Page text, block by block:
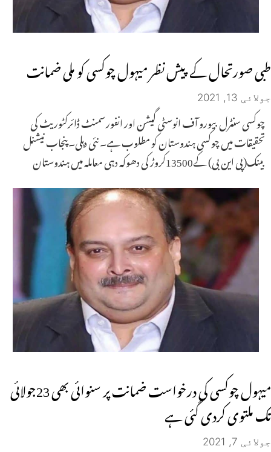
طبی صورتحال کے پیش نظر میہول چوکسی کو ملی ضمانت
جولائی 13, 2021
چوکسی سنٹرل بیورو آف انوسٹی گیشن اور انفورسمنٹ ڈائرکٹوریٹ کی
تحقیقات میں چوکسی ہندوستان کو مطلوب ہے۔ نئی دہلی۔پنجاب نیشنل
بینک(پی این بی) کے13500کروڑ کی دھوکہ دہی معاملہ میں ہندوستان
میہول چوکسی کی درخواست ضمانت پر سنوائی بھی 23جولائی
تک ملتوی کردی گئی ہے
جولائی 7, 2021